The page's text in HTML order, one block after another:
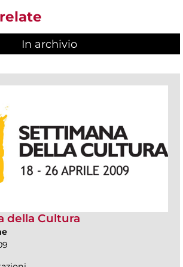
In archivio
della Cultura